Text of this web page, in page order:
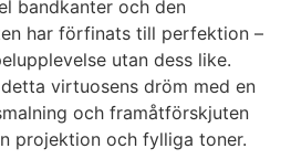
bandkanter och den
har förfinats till perfektion –
utan dess like.
virtuosens dröm med en
och framåtförskjuten
projektion och fylliga toner.